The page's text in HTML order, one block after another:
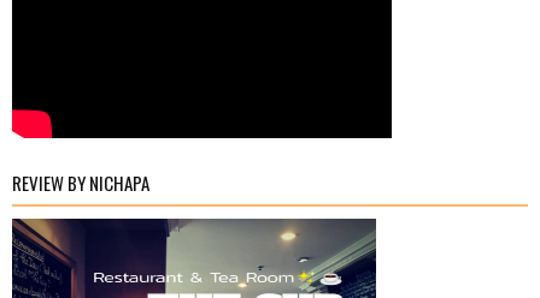
REVIEW BY NICHAPA